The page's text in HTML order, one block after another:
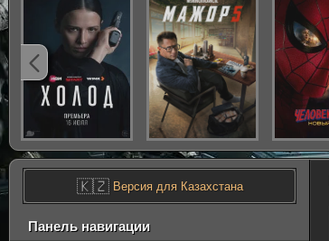
🇰🇿Версия для Казахстана
Панель навигации